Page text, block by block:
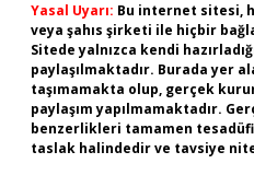
Yasal Uyarı: Bu internet sitesi,
veya şahıs şirketi ile hiçbir
Sitede yalnızca kendi
paylaşılmaktadır. Burada yer
taşımamakta olup, gerçek
paylaşım yapılmamaktadır.
benzerlikleri tamamen
taslak halindedir ve tavsiye